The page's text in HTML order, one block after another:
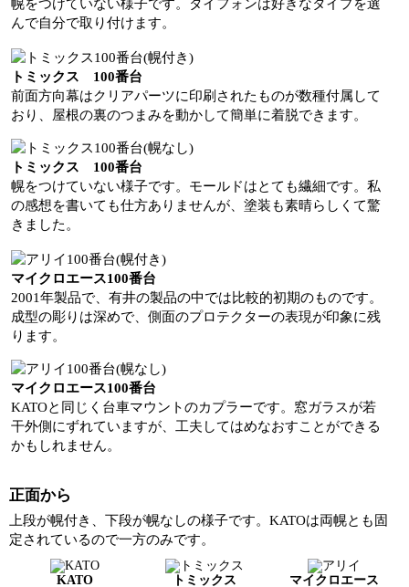
幌をつけていない様子です。タイフォンは好きなタイプを選
んで自分で取り付けます。
トミックス 100番台
前面方向幕はクリアパーツに印刷されたものが数種付属して
おり、屋根の裏のつまみを動かして簡単に着脱できます。
トミックス 100番台
幌をつけていない様子です。モールドはとても繊細です。私
の感想を書いても仕方ありませんが、塗装も素晴らしくて驚
きました。
マイクロエース100番台
2001年製品で、有井の製品の中では比較的初期のものです。
成型の彫りは深めで、側面のプロテクターの表現が印象に残
ります。
マイクロエース100番台
KATOと同じく台車マウントのカプラーです。窓ガラスが若
干外側にずれていますが、工夫してはめなおすことができる
かもしれません。
正面から
上段が幌付き、下段が幌なしの様子です。KATOは両幌とも固
定されているので一方のみです。
KATO トミックス マイクロエース